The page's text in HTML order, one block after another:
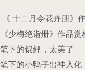
《 十二月令花卉册》
少梅绝诣册》作品赏
下的锦鲤，太美了
下的小鸭子出神入化